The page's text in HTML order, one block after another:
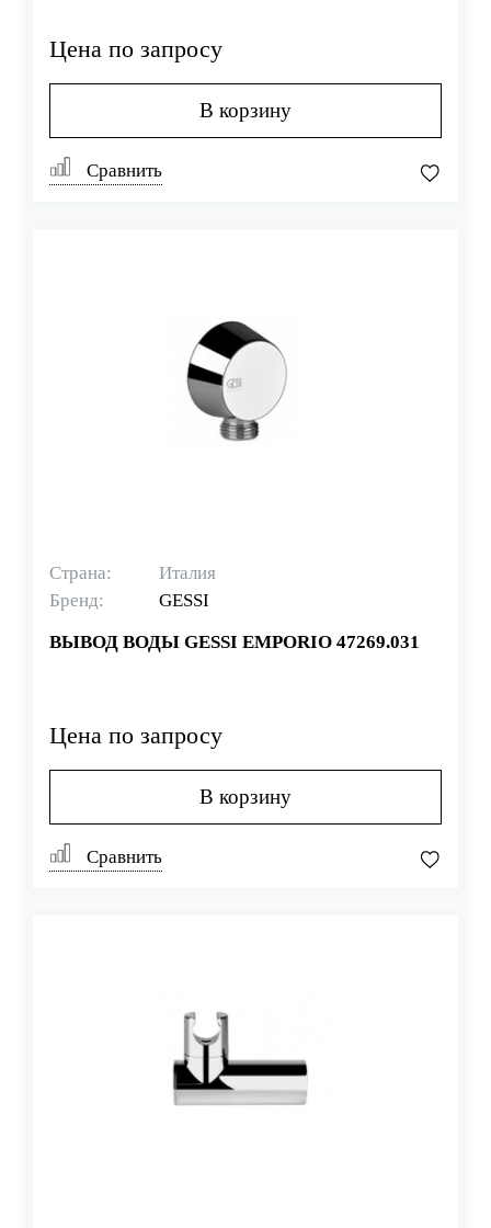
Цена по запросу
В корзину
Сравнить
Страна:
Италия
Бренд:
GESSI
ВЫВОД ВОДЫ GESSI EMPORIO 47269.031
Цена по запросу
В корзину
Сравнить